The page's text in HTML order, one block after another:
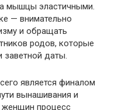
мышцы эластичными.
— внимательно
и обращать
родов, которые
заветной даты.
является финалом
вынашивания и
процесс